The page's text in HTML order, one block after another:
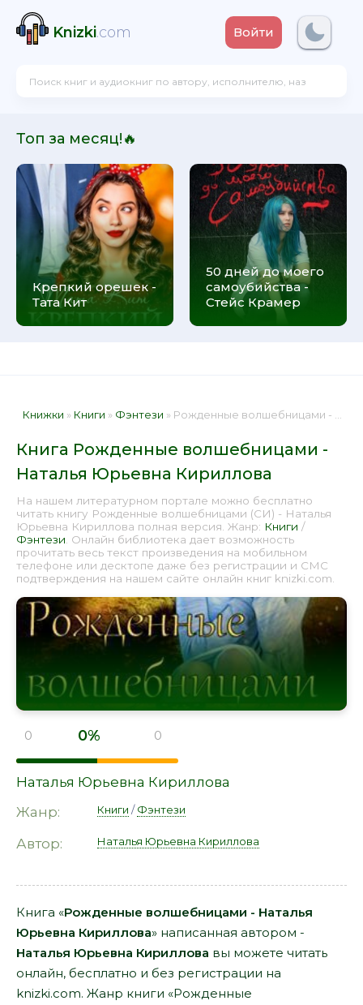
Knizki.com Войти
Топ за месяц!🔥
Крепкий орешек -
Тата Кит
50 дней до моего
самоубийства -
Стейс Крамер
Книжки » Книги » Фэнтези » Рожденные волшебницами - Наталья Юрьевна Кириллова 📕 - Книга онлайн бесплатно
Книга Рожденные волшебницами -
Наталья Юрьевна Кириллова
На нашем литературном портале можно бесплатно
читать книгу Рожденные волшебницами (СИ) - Наталья
Юрьевна Кириллова полная версия. Жанр: Книги /
Фэнтези . Онлайн библиотека дает возможность
прочитать весь текст произведения на мобильном
телефоне или десктопе даже без регистрации и СМС
подтверждения на нашем сайте онлайн книг knizki.com.
0 0% 0
Наталья Юрьевна Кириллова
Жанр:
Книги /Фэнтези
Автор: Наталья Юрьевна Кириллова
Книга «Рожденные волшебницами - Наталья
Юрьевна Кириллова» написанная автором -
Наталья Юрьевна Кириллова вы можете читать
онлайн, бесплатно и без регистрации на
knizki.com. Жанр книги «Рожденные